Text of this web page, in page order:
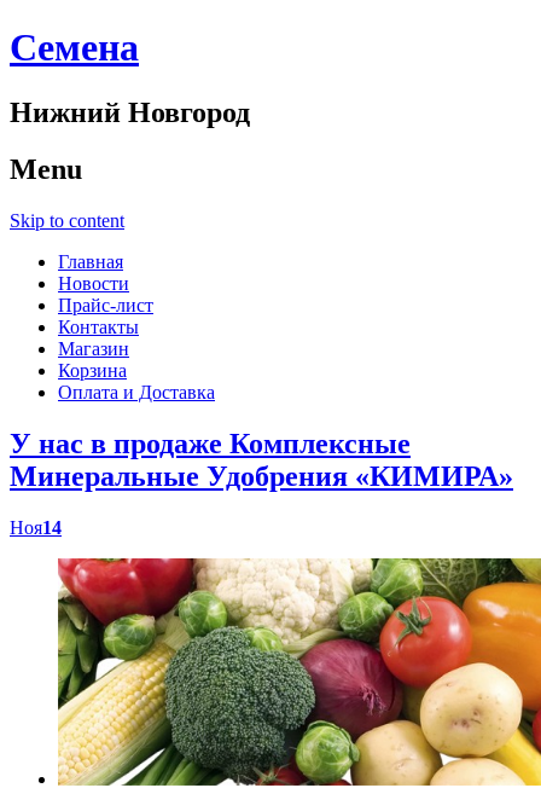
Cемена
Нижний Новгород
Menu
Skip to content
Главная
Новости
Прайс-лист
Контакты
Магазин
Корзина
Оплата и Доставка
У нас в продаже Комплексные
Минеральные Удобрения «КИМИРА»
Ноя14